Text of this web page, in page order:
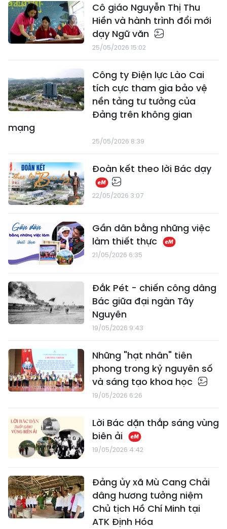
Cô giáo Nguyễn Thị Thu
Hiền và hành trình đổi mới
dạy Ngữ văn
25/05/2026 15:02
Công ty Điện lực Lào Cai
tích cực tham gia bảo vệ
nền tảng tư tưởng của
Đảng trên không gian
mạng
25/05/2026 8:39
Đoàn kết theo lời Bác dạy
22/05/2026 3:07
Gần dân bằng những việc
làm thiết thực
21/05/2026 6:35
Đắk Pét - chiến công dâng
Bác giữa đại ngàn Tây
Nguyên
19/05/2026 9:43
Những "hạt nhân" tiên
phong trong kỷ nguyên số
và sáng tạo khoa học
19/05/2026 6:26
Lời Bác dặn thắp sáng vùng
biên ải
19/05/2026 4:42
Đảng ủy xã Mù Cang Chải
dâng hương tưởng niệm
Chủ tịch Hồ Chí Minh tại
ATK Định Hóa